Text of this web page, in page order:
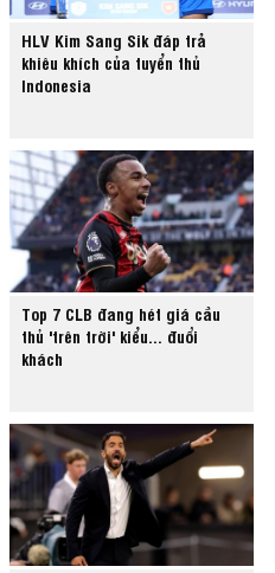
HLV Kim Sang Sik đáp trả
khiêu khích của tuyển thủ
Indonesia
Top 7 CLB đang hét giá cầu
thủ 'trên trời' kiểu... đuổi
khách